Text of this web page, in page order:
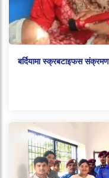
बर्दियामा स्क्रबटाइफस